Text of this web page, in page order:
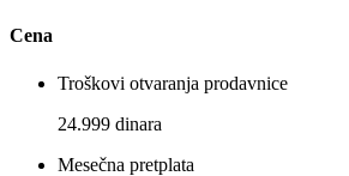
Cena
Troškovi otvaranja prodavnice
24.999 dinara
Mesečna pretplata